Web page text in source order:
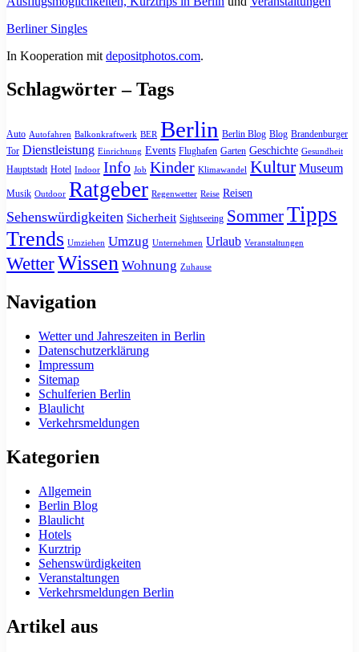
Berliner Singles
In Kooperation mit depositphotos.com.
Schlagwörter – Tags
Auto Autofahren Balkonkraftwerk BER Berlin Berlin Blog Blog Brandenburger
Tor Dienstleistung Einrichtung Events Flughafen Garten Geschichte Gesundheit
Hauptstadt Hotel Indoor Info Job Kinder Klimawandel Kultur Museum
Musik Outdoor Ratgeber Regenwetter Reise Reisen
Sehenswürdigkeiten Sicherheit Sightseeing SommerTipps
Trends Umziehen Umzug Unternehmen Urlaub Veranstaltungen
WetterWissen Wohnung Zuhause
Navigation
Wetter und Jahreszeiten in Berlin
Datenschutzerklärung
Impressum
Sitemap
Schulferien Berlin
Blaulicht
Verkehrsmeldungen
Kategorien
Allgemein
Berlin Blog
Blaulicht
Hotels
Kurztrip
Sehenswürdigkeiten
Veranstaltungen
Verkehrsmeldungen Berlin
Artikel aus